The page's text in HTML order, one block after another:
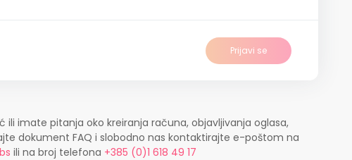
Prijavi se
ili imate pitanja oko kreiranja računa, objavljivanja oglasa,
dokument FAQ i slobodno nas kontaktirajte e-poštom na
ili na broj telefona +385 (0)1 618 49 17